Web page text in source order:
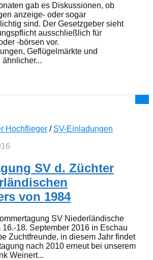
gab es Diskussionen, ob
anzeige- oder sogar
sind. Der Gesetzgeber sieht
ausschließlich für
-börsen vor.
Geflügelmärkte und
Hochflieger / SV-Einladungen
SV d. Züchter
von 1984
SV Niederländische
16.-18. September 2016 in Eschau
Zuchtfreunde, in diesem Jahr findet
nach 2010 erneut bei unserem
Weinert...